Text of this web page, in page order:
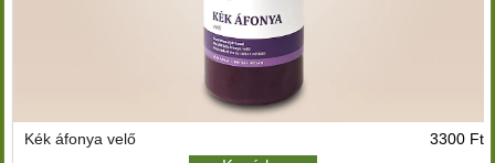
Kék áfonya velő 3300 Ft